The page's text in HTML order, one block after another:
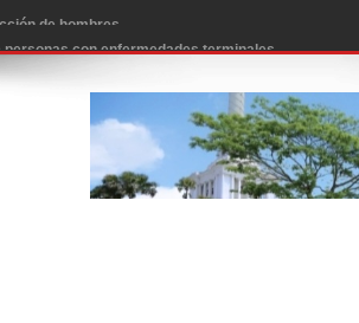
con enfermedades terminales
SD 2026
aeropuertos de EE.UU., según NBC
problema cardíaco
sacar al PRM del Gobierno